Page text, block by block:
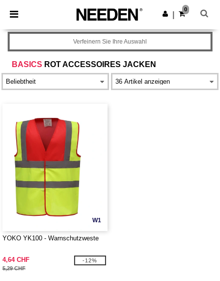
× Needen App
Bessere Preise in der App!
App holen
0
BASICS ROT ACCESSOIRES JACKEN
Verfeinern Sie Ihre Auswahl
W1
YOKO YK100 - Warnschutzweste
4,64 CHF
5,29 CHF
-12%